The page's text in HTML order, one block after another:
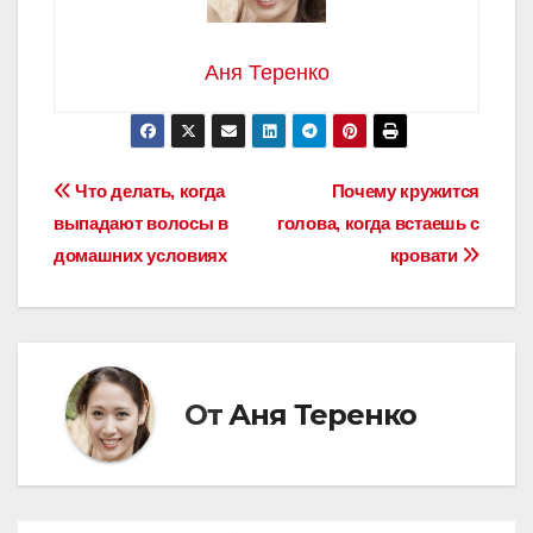
Аня Теренко
Навигация
по
записям
Почему кружится
голова, когда встаешь с
кровати
Что делать, когда
выпадают волосы в
домашних условиях
ОтАня Теренко